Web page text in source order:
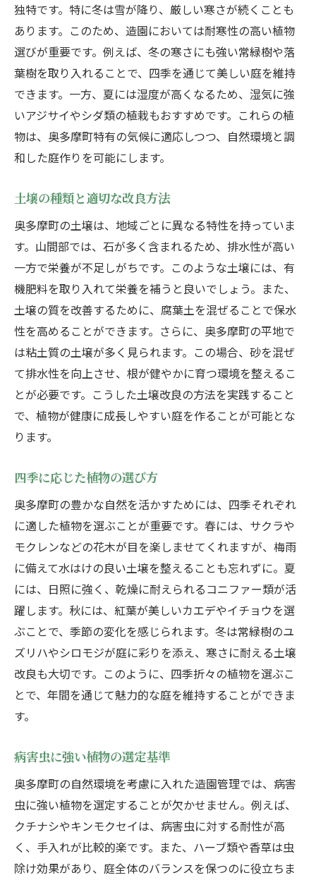
独特です。特に冬は雪が降り、厳しい寒さが続くことも
あります。このため、造園においては耐寒性の高い植物
選びが重要です。例えば、冬の寒さにも強い常緑樹や落
葉樹を取り入れることで、四季を通じて美しい庭を維持
できます。一方、夏には湿度が高くなるため、湿気に強
いアジサイやシダ類の植栽もおすすめです。これらの植
物は、奥多摩町特有の気候に適応しつつ、自然環境と調
和した庭作りを可能にします。
土壌の種類と適切な改良方法
奥多摩町の土壌は、地域ごとに異なる特性を持っていま
す。山間部では、石が多く含まれるため、排水性が高い
一方で栄養が不足しがちです。このような土壌には、有
機肥料を取り入れて栄養を補うと良いでしょう。また、
土壌の質を改善するために、腐葉土を混ぜることで保水
性を高めることができます。さらに、奥多摩町の平地で
は粘土質の土壌が多く見られます。この場合、砂を混ぜ
て排水性を向上させ、根が健やかに育つ環境を整えるこ
とが必要です。こうした土壌改良の方法を実践すること
で、植物が健康に成長しやすい庭を作ることが可能とな
ります。
四季に応じた植物の選び方
奥多摩町の豊かな自然を活かすためには、四季それぞれ
に適した植物を選ぶことが重要です。春には、サクラや
モクレンなどの花木が目を楽しませてくれますが、梅雨
に備えて水はけの良い土壌を整えることも忘れずに。夏
には、日照に強く、乾燥に耐えられるコニファー類が活
躍します。秋には、紅葉が美しいカエデやイチョウを選
ぶことで、季節の変化を感じられます。冬は常緑樹のユ
ズリハやシロモジが庭に彩りを添え、寒さに耐える土壌
改良も大切です。このように、四季折々の植物を選ぶこ
とで、年間を通じて魅力的な庭を維持することができま
す。
病害虫に強い植物の選定基準
奥多摩町の自然環境を考慮に入れた造園管理では、病害
虫に強い植物を選定することが欠かせません。例えば、
クチナシやキンモクセイは、病害虫に対する耐性が高
く、手入れが比較的楽です。また、ハーブ類や香草は虫
除け効果があり、庭全体のバランスを保つのに役立ちま